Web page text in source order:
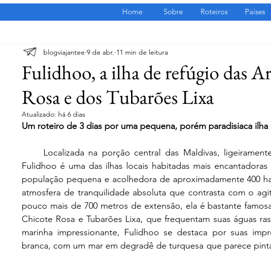
Home Sobre Roteiros Países
Fulidhoo, a ilha de refúgio das
Rosa e dos Tubarões Lixa
blogviajantee 9 de abr. 11 min de leitura
Atualizado: há 6 dias
Um roteiro de 3 dias por uma pequena, porém paradisiaca
Localizada na porção central das Maldivas,
Fulidhoo é uma das ilhas locais habitadas mais
população pequena e acolhedora de aproximadamente 400
atmosfera de tranquilidade absoluta que contrasta com o
pouco mais de 700 metros de extensão, ela é bastante
Chicote Rosa e Tubarões Lixa, que frequentam suas águas
marinha impressionante, Fulidhoo se destaca por suas
branca, com um mar em degradê de turquesa que parece